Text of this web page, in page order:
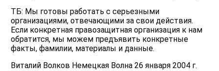
ТБ: Мы готовы работать с серьезными
организациями, отвечающими за свои действия.
Если конкретная правозащитная организация к нам
обратится, мы можем предъявить конкретные
факты, фамилии, материалы и данные.
Виталий Волков Немецкая Волна 26 января 2004 г.